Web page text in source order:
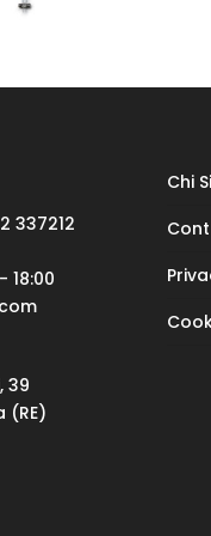
337212
18:00
39
(RE)
Chi